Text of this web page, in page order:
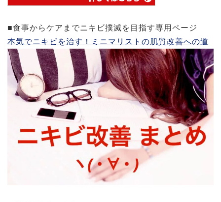
■食事からケアまでニキビ撲滅を目指す専用ページ
本気でニキビを治す！ミニマリストの肌質改善への道